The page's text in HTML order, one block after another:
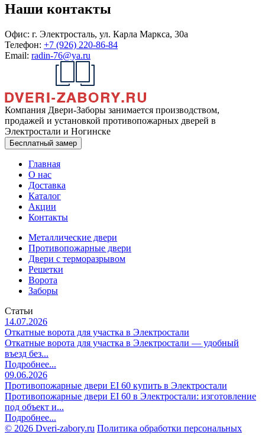
Наши контакты
Офис: г. Электросталь, ул. Карла Маркса, 30а
Телефон: +7 (926) 220-86-84
Email: radin-76@ya.ru
Компания Двери-Заборы занимается производством,
продажей и установкой противопожарных дверей в
Электростали и Ногинске
Бесплатный замер
Главная
О нас
Доставка
Каталог
Акции
Контакты
Металлические двери
Противопожарные двери
Двери с терморазрывом
Решетки
Ворота
Заборы
Статьи
14.07.2026
Откатные ворота для участка в Электростали
Откатные ворота для участка в Электростали — удобный
въезд без...
Подробнее...
09.06.2026
Противопожарные двери EI 60 купить в Электростали
Противопожарные двери EI 60 в Электростали: изготовление
под объект и...
Подробнее...
© 2026 Dveri-zabory.ru Политика обработки персональных